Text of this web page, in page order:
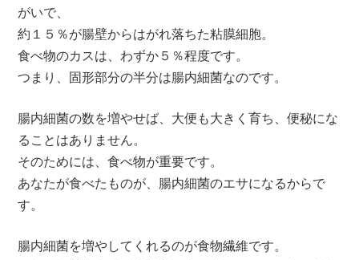
がいで、
約１５％が腸壁からはがれ落ちた粘膜細胞。
食べ物のカスは、わずか５％程度です。
つまり、固形部分の半分は腸内細菌なのです。
腸内細菌の数を増やせば、大便も大きく育ち、便秘にな
ることはありません。
そのためには、食べ物が重要です。
あなたが食べたものが、腸内細菌のエサになるからで
す。
腸内細菌を増やしてくれるのが食物繊維です。